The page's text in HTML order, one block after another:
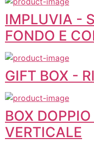
IMPLUVIA -
FONDO E
GIFT BOX -
BOX
VERTICALE